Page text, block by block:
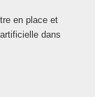
en place et
dans